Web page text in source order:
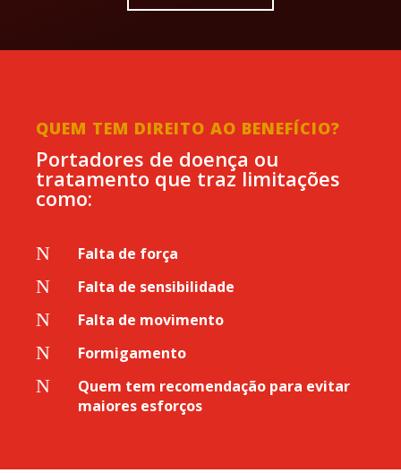
QUEM TEM DIREITO AO BENEFÍCIO?
Portadores de doença ou
tratamento que traz limitações
como:
N Falta de força
N Falta de sensibilidade
N Falta de movimento
N Formigamento
N
Quem tem recomendação para evitar
maiores esforços